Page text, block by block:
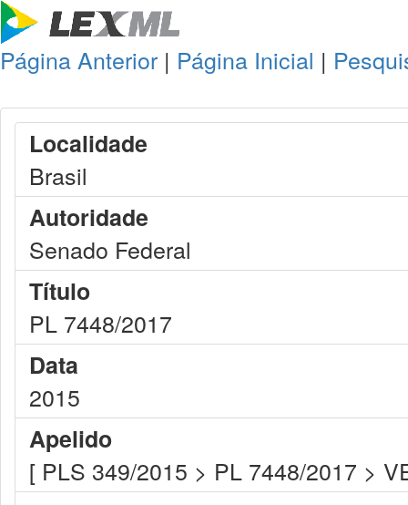
Página Anterior | Página Inicial |
Localidade
Brasil
Autoridade
Senado Federal
Título
PL 7448/2017
Data
2015
Apelido
[ PLS 349/2015 > PL 7448/2017 >